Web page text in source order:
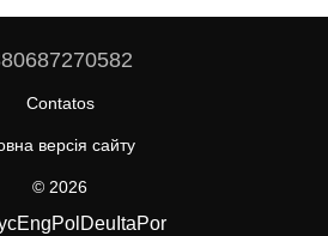
Contatos
версія сайту
© 2026
EngPol Deu ItaPor